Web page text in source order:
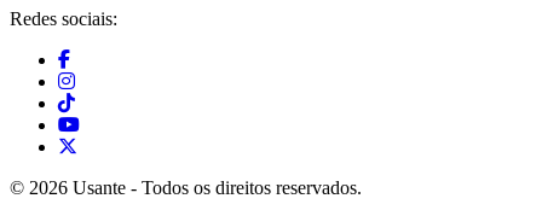
Redes sociais:
© 2026 Usante - Todos os direitos reservados.